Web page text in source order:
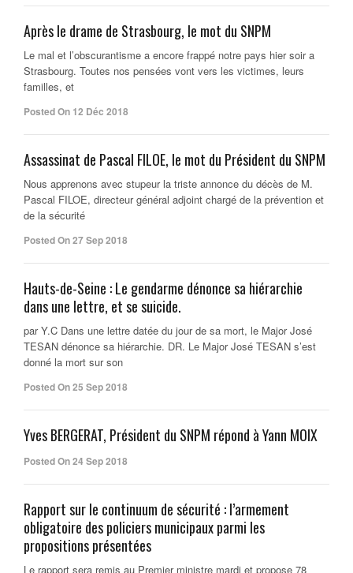
Après le drame de Strasbourg, le mot du SNPM
Le mal et l’obscurantisme a encore frappé notre pays hier soir a
Strasbourg. Toutes nos pensées vont vers les victimes, leurs
familles, et
Posted On 12 Déc 2018
Assassinat de Pascal FILOE, le mot du Président du SNPM
Nous apprenons avec stupeur la triste annonce du décès de M.
Pascal FILOE, directeur général adjoint chargé de la prévention et
de la sécurité
Posted On 27 Sep 2018
Hauts-de-Seine : Le gendarme dénonce sa hiérarchie
dans une lettre, et se suicide.
par Y.C Dans une lettre datée du jour de sa mort, le Major José
TESAN dénonce sa hiérarchie. DR. Le Major José TESAN s’est
donné la mort sur son
Posted On 25 Sep 2018
Yves BERGERAT, Président du SNPM répond à Yann MOIX
Posted On 24 Sep 2018
Rapport sur le continuum de sécurité : l’armement
obligatoire des policiers municipaux parmi les
propositions présentées
Le rapport sera remis au Premier ministre mardi et propose 78